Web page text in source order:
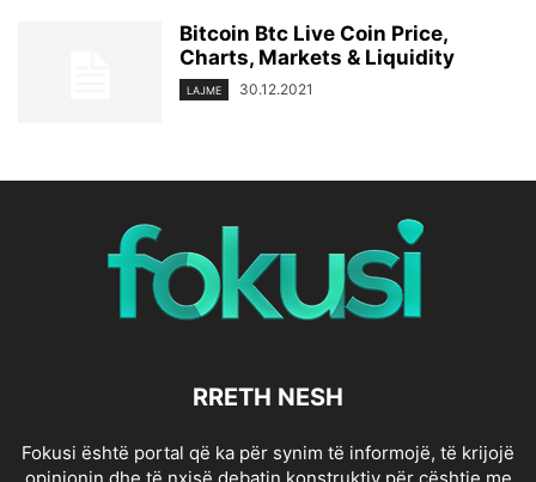
Bitcoin Btc Live Coin Price,
Charts, Markets & Liquidity
LAJME 30.12.2021
RRETH NESH
Fokusi është portal që ka për synim të informojë, të krijojë